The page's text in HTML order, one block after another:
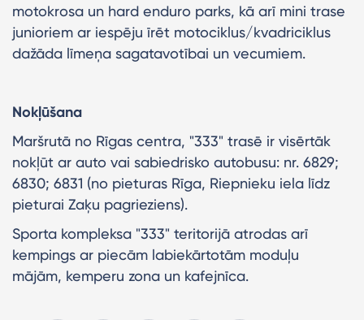
motokrosa un hard enduro parks, kā arī mini trase
junioriem ar iespēju īrēt motociklus/kvadriciklus
dažāda līmeņa sagatavotībai un vecumiem.
Nokļūšana
Maršrutā no Rīgas centra, "333" trasē ir visērtāk
nokļūt ar auto vai sabiedrisko autobusu: nr. 6829;
6830; 6831 (no pieturas Rīga, Riepnieku iela līdz
pieturai Zaķu pagrieziens).
Sporta kompleksa "333" teritorijā atrodas arī
kempings ar piecām labiekārtotām moduļu
mājām, kemperu zona un kafejnīca.